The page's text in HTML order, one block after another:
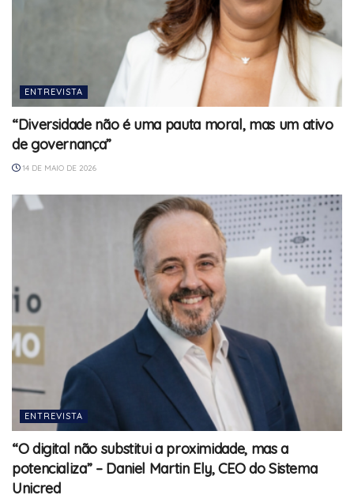
ENTREVISTA
“Diversidade não é uma pauta moral, mas um ativo
de governança”
14 DE MAIO DE 2026
ENTREVISTA
“O digital não substitui a proximidade, mas a
potencializa” – Daniel Martin Ely, CEO do Sistema
Unicred